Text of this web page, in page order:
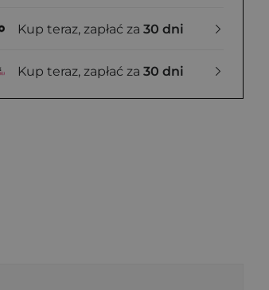
Kup teraz, zapłać za 30 dni
Kup teraz, zapłać za 30 dni